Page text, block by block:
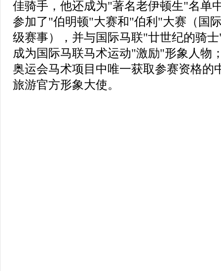
佳骑手，他还成为"著名老伊顿生"名单
参加了"伯明顿"大赛和"伯利"大赛（国
级赛事），并与国际马联"廿世纪的骑
成为国际马联马术运动"激励"形象人物
奥运会马术项目中唯一获取参赛资格的
旅游官方形象大使。